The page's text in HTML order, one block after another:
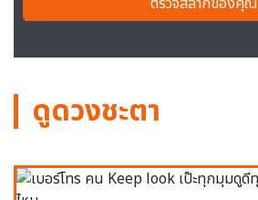
ดูดวงชะตา